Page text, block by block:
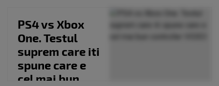
PS4 vs Xbox
One. Testul
suprem care iti
spune care e
cel mai bun